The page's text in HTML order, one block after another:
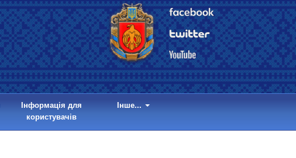
Інформація для
користувачів
Інше...